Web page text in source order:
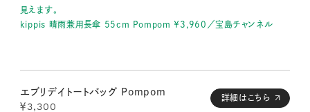
見えます。
kippis 晴雨兼用長傘 55cm Pompom￥3,960／宝島チャンネル
エブリデイトートバッグ Pompom
￥3,300
詳細はこちら